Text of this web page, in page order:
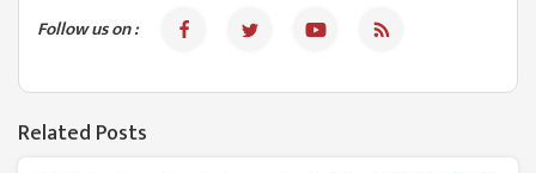
Follow us on :
Related Posts